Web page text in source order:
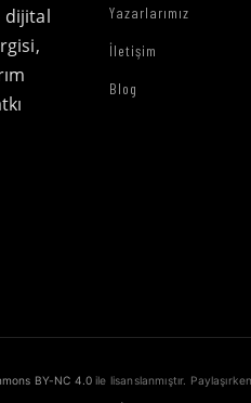
dijital
Yazarlarımız
İletişim
Blog
BY-NC 4.0 ile lisanslanmıştır. Paylaşırken